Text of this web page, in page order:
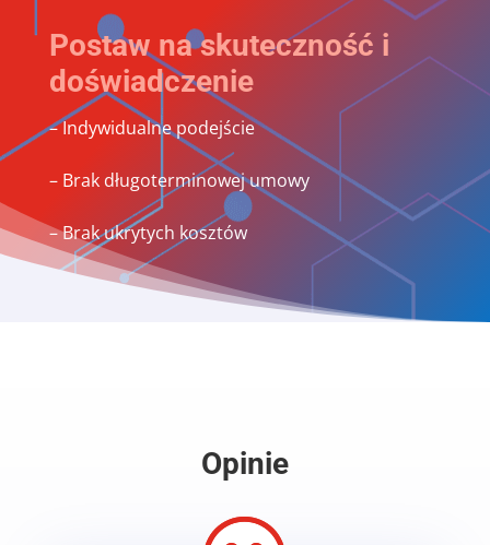
Postaw na skuteczność i
doświadczenie
– Indywidualne podejście
– Brak długoterminowej umowy
– Brak ukrytych kosztów
Opinie